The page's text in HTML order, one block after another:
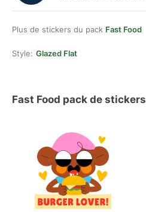
Plus de stickers du pack Fast Food
Style: Glazed Flat
Fast Food pack de stickers